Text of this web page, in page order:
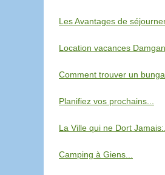
Les Avantages de
Location vacances Damgan
Comment trouver un
Planifiez vos prochains...
La Ville qui ne Dort
Camping à Giens...